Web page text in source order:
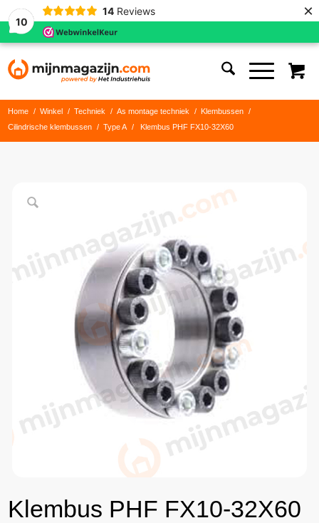
10
14 Reviews ×
Home / Winkel / Techniek / As montage techniek / Klembussen
/
Cilindrische klembussen
/ Type A / Klembus PHF FX10-32X60
Klembus PHF FX10-32X60